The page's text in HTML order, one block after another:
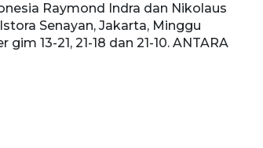
Raymond Indra dan Nikolaus
Senayan, Jakarta, Minggu
13-21, 21-18 dan 21-10. ANTARA